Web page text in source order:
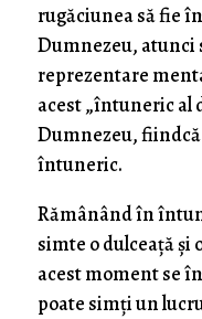
rugăciunea să fie
Dumnezeu, atunci
reprezentare
acest „întuneric al
Dumnezeu,
întuneric.
Rămânând în
simte o dulceaţă şi
acest moment se
poate simţi un